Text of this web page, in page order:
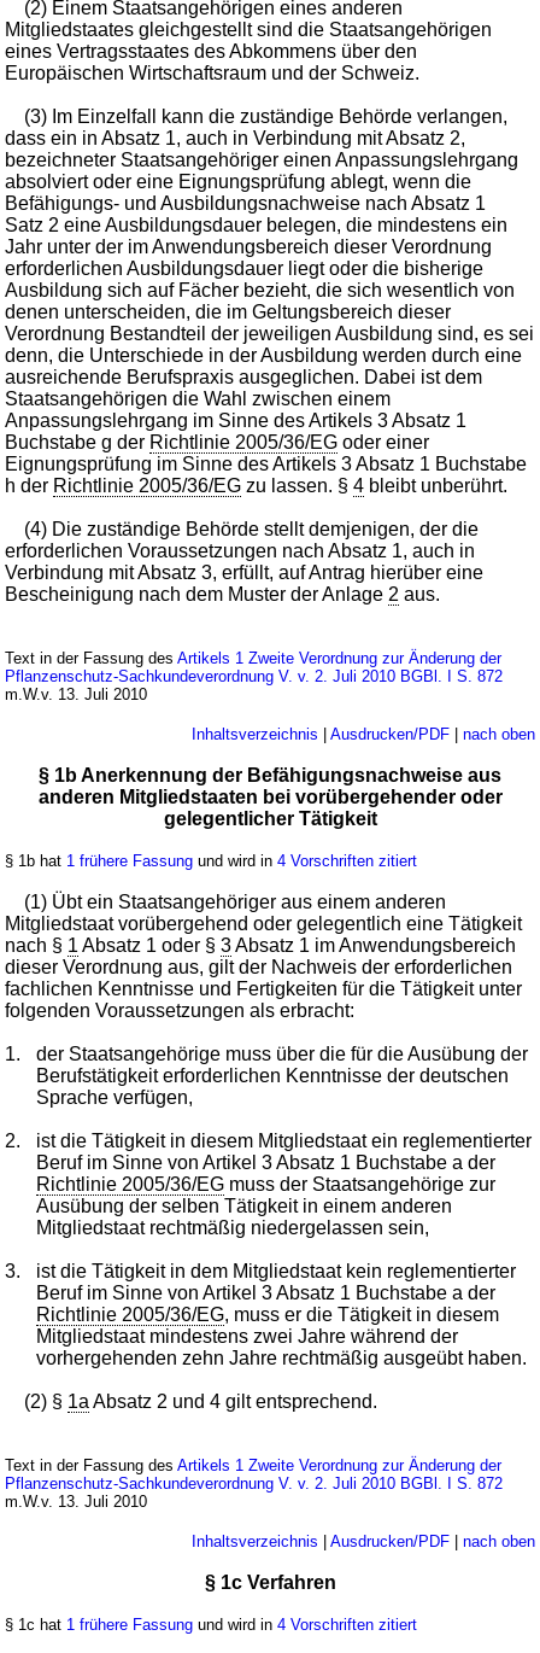
(2) Einem Staatsangehörigen eines anderen
Mitgliedstaates gleichgestellt sind die Staatsangehörigen
eines Vertragsstaates des Abkommens über den
Europäischen Wirtschaftsraum und der Schweiz.
(3) Im Einzelfall kann die zuständige Behörde verlangen,
dass ein in Absatz 1, auch in Verbindung mit Absatz 2,
bezeichneter Staatsangehöriger einen Anpassungslehrgang
absolviert oder eine Eignungsprüfung ablegt, wenn die
Befähigungs- und Ausbildungsnachweise nach Absatz 1
Satz 2 eine Ausbildungsdauer belegen, die mindestens ein
Jahr unter der im Anwendungsbereich dieser Verordnung
erforderlichen Ausbildungsdauer liegt oder die bisherige
Ausbildung sich auf Fächer bezieht, die sich wesentlich von
denen unterscheiden, die im Geltungsbereich dieser
Verordnung Bestandteil der jeweiligen Ausbildung sind, es sei
denn, die Unterschiede in der Ausbildung werden durch eine
ausreichende Berufspraxis ausgeglichen. Dabei ist dem
Staatsangehörigen die Wahl zwischen einem
Anpassungslehrgang im Sinne des Artikels 3 Absatz 1
Buchstabe g der Richtlinie 2005/36/EG oder einer
Eignungsprüfung im Sinne des Artikels 3 Absatz 1 Buchstabe
h der Richtlinie 2005/36/EG zu lassen. §4 bleibt unberührt.
(4) Die zuständige Behörde stellt demjenigen, der die
erforderlichen Voraussetzungen nach Absatz 1, auch in
Verbindung mit Absatz 3, erfüllt, auf Antrag hierüber eine
Bescheinigung nach dem Muster der Anlage 2 aus.
Text in der Fassung desArtikels 1 Zweite Verordnung zur Änderung der
Pflanzenschutz-Sachkundeverordnung V. v. 2. Juli 2010 BGBl. I S. 872
m.W.v. 13. Juli 2010
Inhaltsverzeichnis | Ausdrucken/PDF| nach oben
§ 1b Anerkennung der Befähigungsnachweise aus
anderen Mitgliedstaaten bei vorübergehender oder
gelegentlicher Tätigkeit
§ 1b hat 1 frühere Fassung und wird in4 Vorschriften zitiert
(1) Übt ein Staatsangehöriger aus einem anderen
Mitgliedstaat vorübergehend oder gelegentlich eine Tätigkeit
nach § 1 Absatz 1 oder §3Absatz 1 im Anwendungsbereich
dieser Verordnung aus, gilt der Nachweis der erforderlichen
fachlichen Kenntnisse und Fertigkeiten für die Tätigkeit unter
folgenden Voraussetzungen als erbracht:
1.
der Staatsangehörige muss über die für die Ausübung der
Berufstätigkeit erforderlichen Kenntnisse der deutschen
Sprache verfügen,
2.
ist die Tätigkeit in diesem Mitgliedstaat ein reglementierter
Beruf im Sinne von Artikel 3 Absatz 1 Buchstabe a der
Richtlinie 2005/36/EG muss der Staatsangehörige zur
Ausübung der selben Tätigkeit in einem anderen
Mitgliedstaat rechtmäßig niedergelassen sein,
3.
ist die Tätigkeit in dem Mitgliedstaat kein reglementierter
Beruf im Sinne von Artikel 3 Absatz 1 Buchstabe a der
Richtlinie 2005/36/EG, muss er die Tätigkeit in diesem
Mitgliedstaat mindestens zwei Jahre während der
vorhergehenden zehn Jahre rechtmäßig ausgeübt haben.
(2) § 1a Absatz 2 und 4 gilt entsprechend.
Text in der Fassung desArtikels 1 Zweite Verordnung zur Änderung der
Pflanzenschutz-Sachkundeverordnung V. v. 2. Juli 2010 BGBl. I S. 872
m.W.v. 13. Juli 2010
Inhaltsverzeichnis | Ausdrucken/PDF| nach oben
§ 1c Verfahren
§ 1c hat 1 frühere Fassung und wird in4 Vorschriften zitiert